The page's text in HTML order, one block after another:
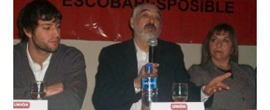
o
o
k
p
p
a
m
ar
tir